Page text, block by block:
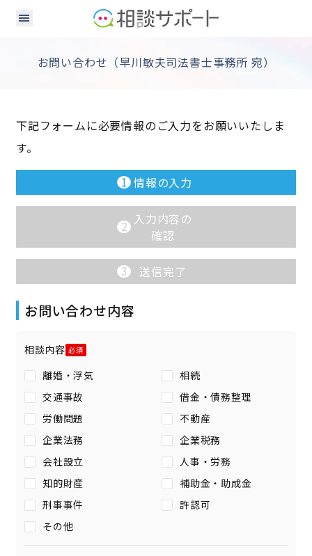
お問い合わせ（早川敏夫司法書士事務所 宛）
下記フォームに必要情報のご入力をお願いいたしま
す。
1 情報の入力
2 入力内容の
確認
3 送信完了
お問い合わせ内容
相談内容
離婚・浮気
相続
交通事故
借金・債務整理
労働問題
不動産
企業法務
企業税務
会社設立
人事・労務
知的財産
補助金・助成金
刑事事件
許認可
その他